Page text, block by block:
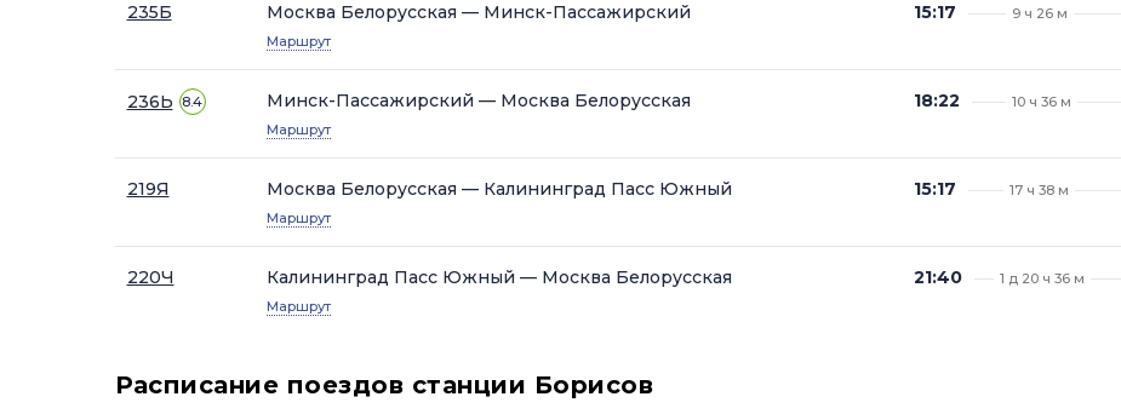
235Б Москва Белорусская — Минск-Пассажирский
Маршрут
15:17 9 ч 26 м
236Ь 8.4 Минск-Пассажирский — Москва Белорусская
Маршрут
18:22 10 ч 36 м
219Я Москва Белорусская — Калининград Пасс Южный
Маршрут
15:17 17 ч 38 м
220Ч Калининград Пасс Южный — Москва Белорусская
Маршрут
21:40 1 д 20 ч 36 м
Расписание поездов станции Борисов